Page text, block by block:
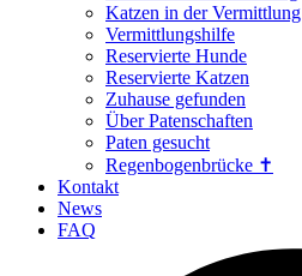
Katzen in der Vermittlung
Vermittlungshilfe
Reservierte Hunde
Reservierte Katzen
Zuhause gefunden
Über Patenschaften
Paten gesucht
Regenbogenbrücke ✝
Kontakt
News
FAQ